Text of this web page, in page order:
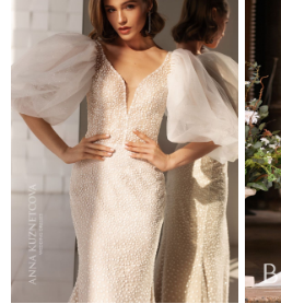
Нравится